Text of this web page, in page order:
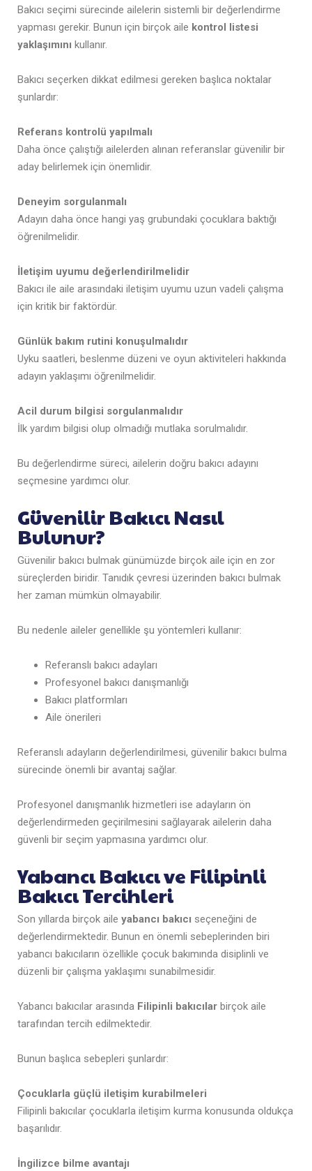
Bakıcı seçimi sürecinde ailelerin sistemli bir değerlendirme
yapması gerekir. Bunun için birçok aile kontrol listesi
yaklaşımını kullanır.
Bakıcı seçerken dikkat edilmesi gereken başlıca noktalar
şunlardır:
Referans kontrolü yapılmalı
Daha önce çalıştığı ailelerden alınan referanslar güvenilir bir
aday belirlemek için önemlidir.
Deneyim sorgulanmalı
Adayın daha önce hangi yaş grubundaki çocuklara baktığı
öğrenilmelidir.
İletişim uyumu değerlendirilmelidir
Bakıcı ile aile arasındaki iletişim uyumu uzun vadeli çalışma
için kritik bir faktördür.
Günlük bakım rutini konuşulmalıdır
Uyku saatleri, beslenme düzeni ve oyun aktiviteleri hakkında
adayın yaklaşımı öğrenilmelidir.
Acil durum bilgisi sorgulanmalıdır
İlk yardım bilgisi olup olmadığı mutlaka sorulmalıdır.
Bu değerlendirme süreci, ailelerin doğru bakıcı adayını
seçmesine yardımcı olur.
Güvenilir Bakıcı Nasıl
Bulunur?
Güvenilir bakıcı bulmak günümüzde birçok aile için en zor
süreçlerden biridir. Tanıdık çevresi üzerinden bakıcı bulmak
her zaman mümkün olmayabilir.
Bu nedenle aileler genellikle şu yöntemleri kullanır:
Referanslı bakıcı adayları
Profesyonel bakıcı danışmanlığı
Bakıcı platformları
Aile önerileri
Referanslı adayların değerlendirilmesi, güvenilir bakıcı bulma
sürecinde önemli bir avantaj sağlar.
Profesyonel danışmanlık hizmetleri ise adayların ön
değerlendirmeden geçirilmesini sağlayarak ailelerin daha
güvenli bir seçim yapmasına yardımcı olur.
Yabancı Bakıcı ve Filipinli
Bakıcı Tercihleri
Son yıllarda birçok aile yabancı bakıcı seçeneğini de
değerlendirmektedir. Bunun en önemli sebeplerinden biri
yabancı bakıcıların özellikle çocuk bakımında disiplinli ve
düzenli bir çalışma yaklaşımı sunabilmesidir.
Yabancı bakıcılar arasında Filipinli bakıcılar birçok aile
tarafından tercih edilmektedir.
Bunun başlıca sebepleri şunlardır:
Çocuklarla güçlü iletişim kurabilmeleri
Filipinli bakıcılar çocuklarla iletişim kurma konusunda oldukça
başarılıdır.
İngilizce bilme avantajı